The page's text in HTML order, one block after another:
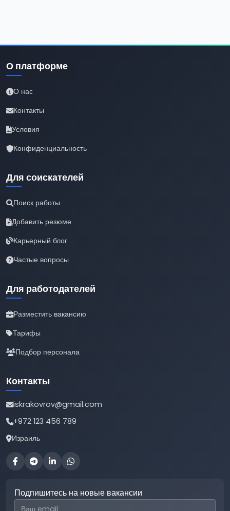
О платформе
О нас
Контакты
Условия
Конфиденциальность
Для соискателей
Поиск работы
Добавить резюме
Карьерный блог
Частые вопросы
Для работодателей
Разместить вакансию
Тарифы
Подбор персонала
Контакты
iskrakovrov@gmail.com
+972 123 456 789
Израиль
Подпишитесь на новые вакансии
Email для подписки